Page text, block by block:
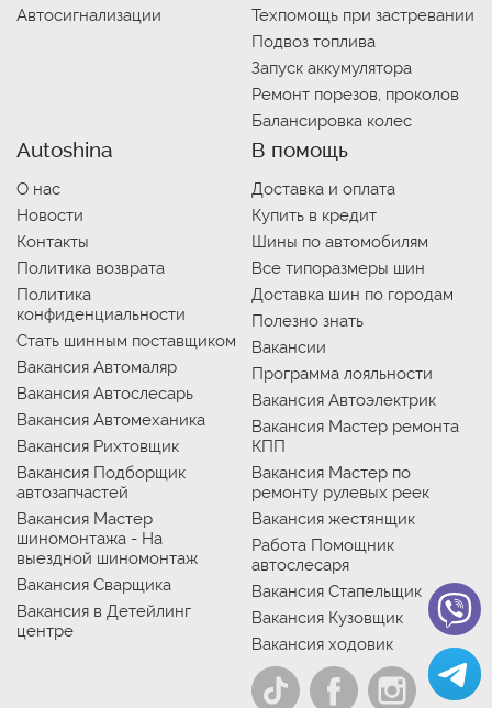
Автосигнализации
Техпомощь при застревании
Подвоз топлива
Запуск аккумулятора
Ремонт порезов, проколов
Балансировка колес
Autoshina
О нас
Новости
Контакты
Политика возврата
Политика
конфиденциальности
Стать шинным поставщиком
Вакансия Автомаляр
Вакансия Автослесарь
Вакансия Автомеханика
Вакансия Рихтовщик
Вакансия Подборщик
автозапчастей
Вакансия Мастер
шиномонтажа - На
выездной шиномонтаж
Вакансия Сварщика
Вакансия в Детейлинг
центре
В помощь
Доставка и оплата
Купить в кредит
Шины по автомобилям
Все типоразмеры шин
Доставка шин по городам
Полезно знать
Вакансии
Программа лояльности
Вакансия Автоэлектрик
Вакансия Мастер ремонта
КПП
Вакансия Мастер по
ремонту рулевых реек
Вакансия жестянщик
Работа Помощник
автослесаря
Вакансия Стапельщик
Вакансия Кузовщик
Вакансия ходовик